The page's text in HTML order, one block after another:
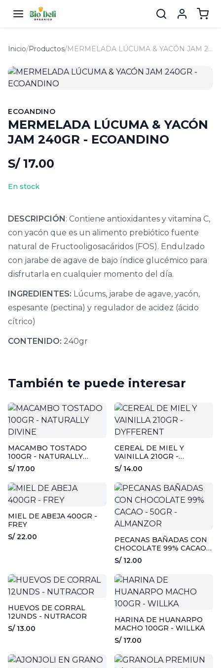
Inicio/Productos/ MERMELADA LÚCUMA & YACÓN JAM 240GR - ECOANDINO
ECOANDINO
MERMELADA LÚCUMA & YACÓN
JAM 240GR - ECOANDINO
S/ 17.00
En stock
DESCRIPCIÓN: Contiene antioxidantes y vitamina C,
con yacón que es un alimento prebiótico fuente
natural de Fructooligosacáridos (FOS). Endulzado
con jarabe de agave de bajo índice glucémico para
disfrutarla en cualquier momento del día.
INGREDIENTES: Lúcums, jarabe de agave, yacón,
espesante (pectina) y regulador de acidez (ácido
cítrico)
CONTENIDO: 240gr
También te puede interesar
MACAMBO TOSTADO
100GR - NATURALLY
DIVINE
S/ 17.00
CEREAL DE MIEL Y
VAINILLA 210GR -
DYFFERENT
S/ 14.00
MIEL DE ABEJA 400GR -
FREY
S/ 22.00
PECANAS BAÑADAS CON
CHOCOLATE 99% CACAO -
50GR - ALMANZOR
S/ 12.00
HUEVOS DE CORRAL
12UNDS - NUTRACOR
S/ 13.00
HARINA DE HUANARPO
MACHO 100GR - WILLKA
S/ 17.00